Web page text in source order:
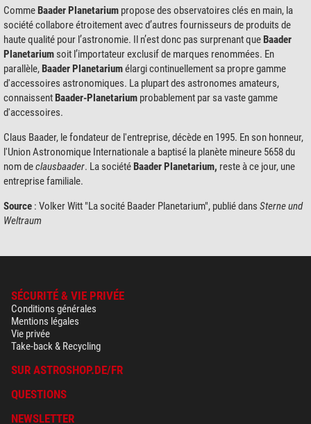
CommeBaader Planetarium propose des observatoires clés en main, la
société collabore étroitement avec d’autres fournisseurs de produits de
haute qualité pour l’astronomie. Il n’est donc pas surprenant queBaader
Planetarium soit l’importateur exclusif de marques renommées. En
parallèle,Baader Planetariumélargi continuellement sa propre gamme
d'accessoires astronomiques. La plupart des astronomes amateurs,
connaissentBaader-Planetarium probablement par sa vaste gamme
d'accessoires.
Claus Baader, le fondateur de l'entreprise, décède en 1995. En son honneur,
l'Union Astronomique Internationale a baptisé la planète mineure 5658 du
nom declausbaader. La sociétéBaader Planetarium, reste à ce jour, une
entreprise familiale.
Source : Volker Witt "La socité Baader Planetarium", publié dans Sterne und
Weltraum
SÉCURITÉ & VIE PRIVÉE
Conditions générales
Mentions légales
Vie privée
Take-back & Recycling
SUR ASTROSHOP.DE/FR
QUESTIONS
NEWSLETTER